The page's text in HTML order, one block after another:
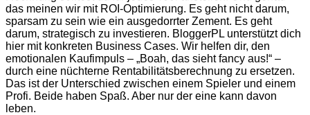
das meinen wir mit ROI-Optimierung. Es geht nicht darum,
sparsam zu sein wie ein ausgedorrter Zement. Es geht
darum, strategisch zu investieren. BloggerPL unterstützt dich
hier mit konkreten Business Cases. Wir helfen dir, den
emotionalen Kaufimpuls – „Boah, das sieht fancy aus!“ –
durch eine nüchterne Rentabilitätsberechnung zu ersetzen.
Das ist der Unterschied zwischen einem Spieler und einem
Profi. Beide haben Spaß. Aber nur der eine kann davon
leben.